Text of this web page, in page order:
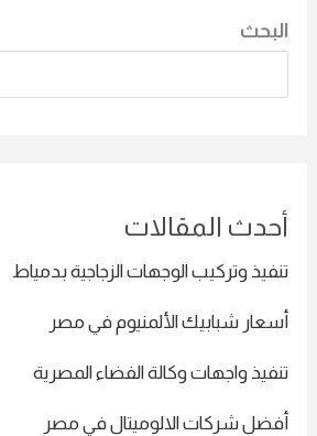
البحث
أحدث المقالات
تنفيذ وتركيب الوجهات الزجاجية بدمياط
أسعار شبابيك الألمنيوم في مصر
تنفيذ واجهات وكالة الفضاء المصرية
أفضل شركات الالوميتال في مصر